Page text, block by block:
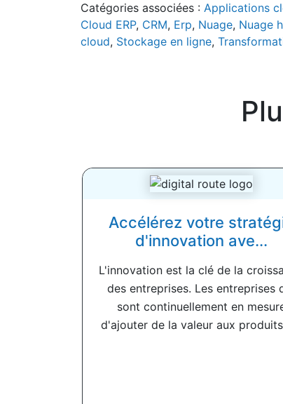
Catégories associées : Applications
Cloud ERP, CRM, Erp, Nuage, Nuage
cloud, Stockage en ligne,
Accélérez votre
d'innovation ave...
L'innovation est la clé de la
des entreprises. Les entreprises
sont continuellement en
d'ajouter de la valeur aux